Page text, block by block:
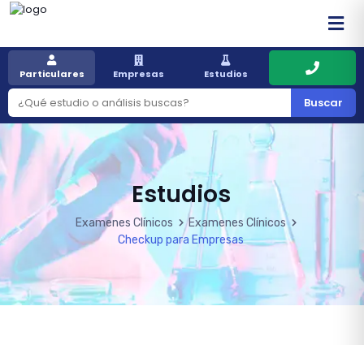
Particulares Empresas Estudios
Buscar
Estudios
Examenes Clínicos
Examenes Clínicos
Checkup para Empresas